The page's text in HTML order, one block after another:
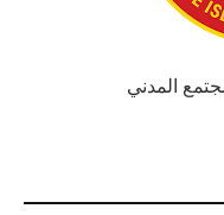
المدني